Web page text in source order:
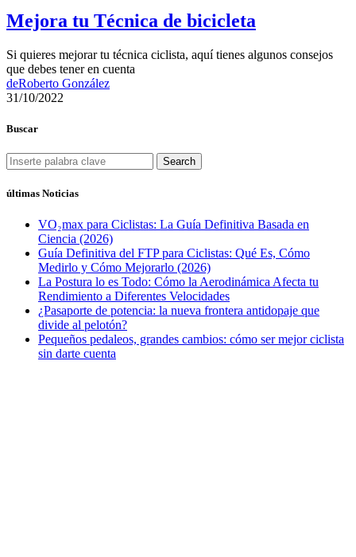
Mejora tu Técnica de bicicleta
Si quieres mejorar tu técnica ciclista, aquí tienes algunos consejos
que debes tener en cuenta
deRoberto González
31/10/2022
Buscar
Search
últimas Noticias
VO₂max para Ciclistas: La Guía Definitiva Basada en
Ciencia (2026)
Guía Definitiva del FTP para Ciclistas: Qué Es, Cómo
Medirlo y Cómo Mejorarlo (2026)
La Postura lo es Todo: Cómo la Aerodinámica Afecta tu
Rendimiento a Diferentes Velocidades
¿Pasaporte de potencia: la nueva frontera antidopaje que
divide al pelotón?
Pequeños pedaleos, grandes cambios: cómo ser mejor ciclista
sin darte cuenta